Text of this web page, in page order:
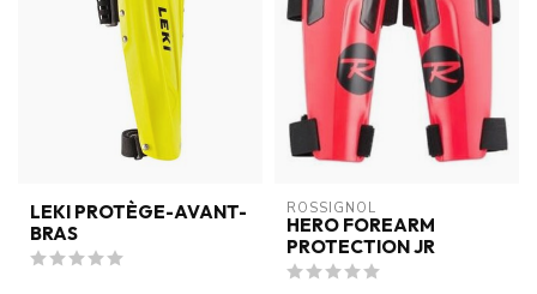
LEKI PROTÈGE-AVANT-
BRAS
ROSSIGNOL
HERO FOREARM
PROTECTION JR